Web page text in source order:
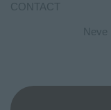
CONTACT
Neve